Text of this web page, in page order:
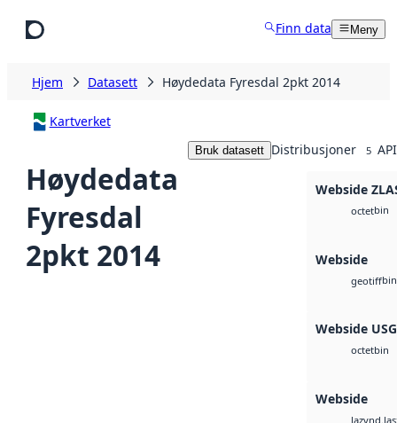
Finn data Meny
Hjem Datasett Høydedata Fyresdal 2pkt 2014
Kartverket
Høydedata
Fyresdal
2pkt 2014
Bruk datasett Distribusjoner 5
Webside
octetbin
Webside
geotiffbin
Webside
octetbin
Webside
laz